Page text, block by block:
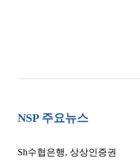
NSP 주요뉴스
Sh수협은행, 상상인증권